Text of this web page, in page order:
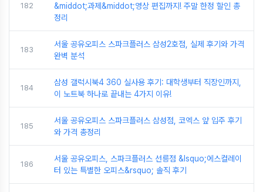
182
&middot;과제&middot;영상 편집까지! 주말 한정 할인 총
정리
183
서울 공유오피스 스파크플러스 삼성2호점, 실제 후기와 가격
완벽 분석
184
삼성 갤럭시북4 360 실사용 후기: 대학생부터 직장인까지,
이 노트북 하나로 끝내는 4가지 이유!
185
서울 공유오피스 스파크플러스 삼성점, 코엑스 앞 입주 후기
와 가격 총정리
186
서울 공유오피스, 스파크플러스 선릉점 &lsquo;에스컬레이
터 있는 특별한 오피스&rsquo; 솔직 후기